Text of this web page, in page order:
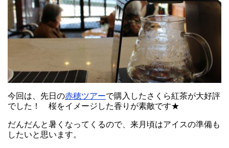
今回は、先日の赤穂ツアーで購入したさくら紅茶が大好評
でした！ 桜をイメージした香りが素敵です★
だんだんと暑くなってくるので、来月頃はアイスの準備も
したいと思います。